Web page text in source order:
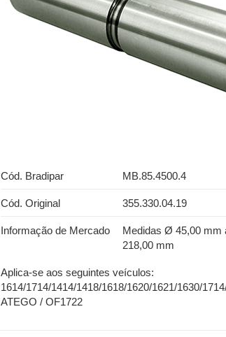
Cód. Bradipar MB.85.4500.4
Cód. Original 355.330.04.19
Informação de Mercado
Medidas Ø 45,00 mm
218,00 mm
Aplica-se aos seguintes veículos:
1614/1714/1414/1418/1618/1620/1621/1630/
ATEGO / OF1722